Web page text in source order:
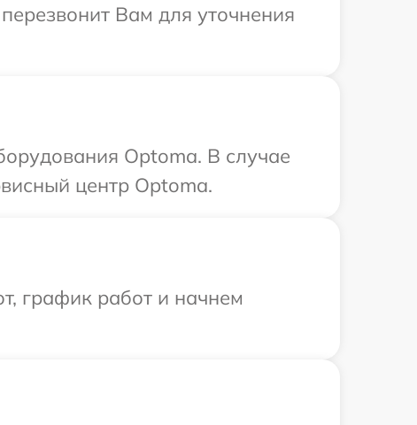
Вам для уточнения
Optoma. В случае
центр Optoma.
график работ и начнем